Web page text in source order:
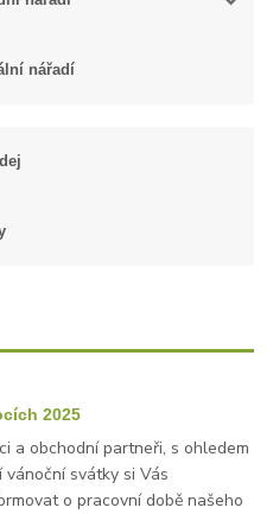
nářadí
2025
a obchodní partneři, s ohledem
vánoční svátky si Vás
o pracovní době našeho